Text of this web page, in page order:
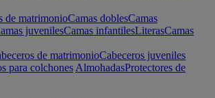
de matrimonioCamas doblesCamas
juvenilesCamas infantilesLiterasCamas
de matrimonioCabeceros juveniles
para colchones AlmohadasProtectores de